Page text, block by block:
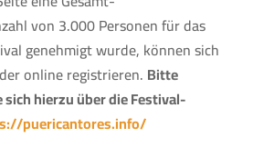
von 3.000 Personen für das
genehmigt wurde, können sich
online registrieren. Bitte
hierzu über die Festival-
puericantores.info/